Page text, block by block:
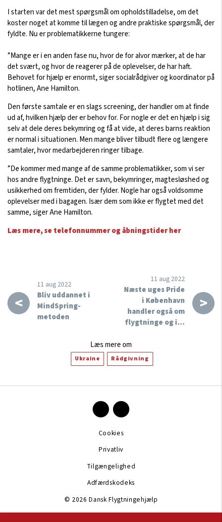
I starten var det mest spørgsmål om opholdstilladelse, om det
koster noget at komme til lægen og andre praktiske spørgsmål, der
fyldte. Nu er problematikkerne tungere:
”Mange er i en anden fase nu, hvor de for alvor mærker, at de har
det svært, og hvor de reagerer på de oplevelser, de har haft.
Behovet for hjælp er enormt, siger socialrådgiver og koordinator på
hotlinen, Ane Hamilton.
Den første samtale er en slags screening, der handler om at finde
ud af, hvilken hjælp der er behov for. For nogle er det en hjælp i sig
selv at dele deres bekymring og få at vide, at deres barns reaktion
er normal i situationen. Men mange bliver tilbudt flere og længere
samtaler, hvor medarbejderen ringer tilbage.
”De kommer med mange af de samme problematikker, som vi ser
hos andre flygtninge. Det er savn, bekymringer, magtesløshed og
usikkerhed om fremtiden, der fylder. Nogle har også voldsomme
oplevelser med i bagagen. Især dem som ikke er flygtet med det
samme, siger Ane Hamilton.
Læs mere, se telefonnummer og åbningstider her
<
11 aug 2022
Bliv uddannet i
MindSpring-
metoden
>
11 aug 2022
Næste uges Pride
i København
handler også om
flygtninge og i…
Læs mere om
Ukraine Rådgivning
© 2026 Dansk Flygtningehjælp
Cookies
Privatliv
Tilgængelighed
Adfærdskodeks